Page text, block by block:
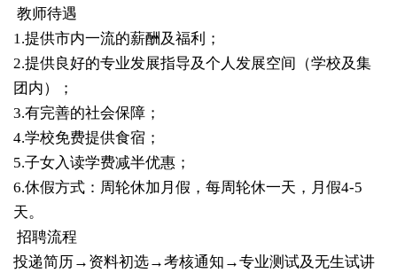
教师待遇
1.提供市内一流的薪酬及福利；
2.提供良好的专业发展指导及个人发展空间（学校及集
团内）；
3.有完善的社会保障；
4.学校免费提供食宿；
5.子女入读学费减半优惠；
6.休假方式：周轮休加月假，每周轮休一天，月假4-5
天。
招聘流程
投递简历→资料初选→考核通知→专业测试及无生试讲